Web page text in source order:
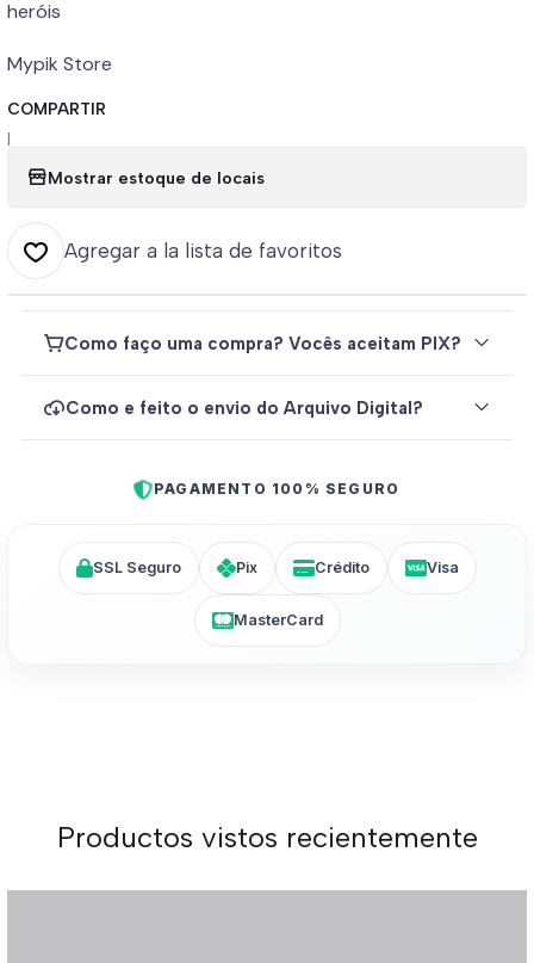
heróis
Mypik Store
COMPARTIR
|
Mostrar estoque de locais
Agregar a la lista de favoritos
Como faço uma compra? Vocês aceitam PIX?
Como e feito o envio do Arquivo Digital?
PAGAMENTO 100% SEGURO
SSL Seguro Pix Crédito Visa
MasterCard
Productos vistos recientemente